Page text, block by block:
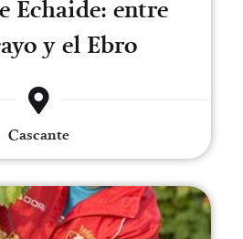
Echaide: entre
y el Ebro
Cascante
Visita guiada al viñedo de